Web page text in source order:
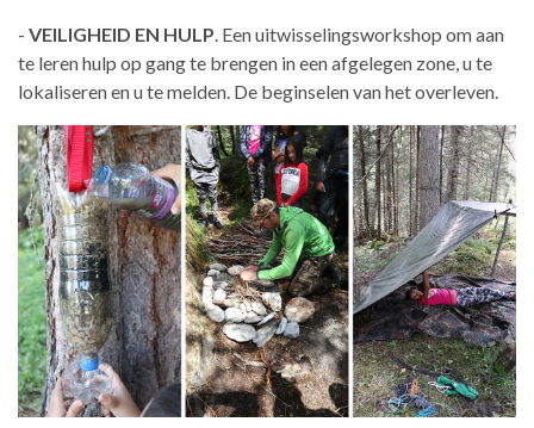
- VEILIGHEID EN HULP. Een uitwisselingsworkshop om aan
te leren hulp op gang te brengen in een afgelegen zone, u te
lokaliseren en u te melden. De beginselen van het overleven.